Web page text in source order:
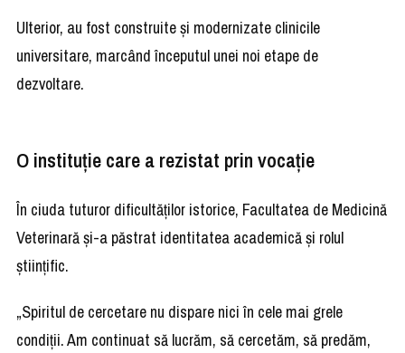
Ulterior, au fost construite și modernizate clinicile
universitare, marcând începutul unei noi etape de
dezvoltare.
O instituție care a rezistat prin vocație
În ciuda tuturor dificultăților istorice, Facultatea de Medicină
Veterinară și-a păstrat identitatea academică și rolul
științific.
„Spiritul de cercetare nu dispare nici în cele mai grele
condiții. Am continuat să lucrăm, să cercetăm, să predăm,